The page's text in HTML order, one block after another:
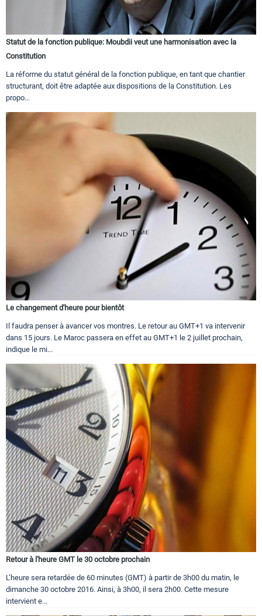
Statut de la fonction publique: Moubdii veut une harmonisation avec la
Constitution
La réforme du statut général de la fonction publique, en tant que chantier
structurant, doit être adaptée aux dispositions de la Constitution. Les
propo...
Le changement d'heure pour bientôt
Il faudra penser à avancer vos montres. Le retour au GMT+1 va intervenir
dans 15 jours. Le Maroc passera en effet au GMT+1 le 2 juillet prochain,
indique le mi...
Retour à l'heure GMT le 30 octobre prochain
L’heure sera retardée de 60 minutes (GMT) à partir de 3h00 du matin, le
dimanche 30 octobre 2016. Ainsi, à 3h00, il sera 2h00. Cette mesure
intervient e...